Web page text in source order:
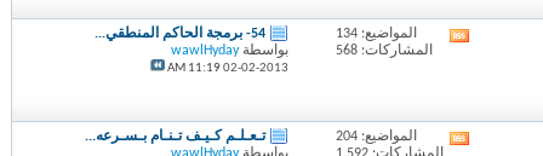
المنتدى
مشاهدة
تغذيات
المواضيع: 134
المشاركات: 568
54- برمجة الحاكم المنطقي...
بواسطةwawlHyday
02-02-2013
11:19 AM
مشاهدةالمواضيع: 204
تـعـلـم كـيـف تـنـام بـسـرعه...